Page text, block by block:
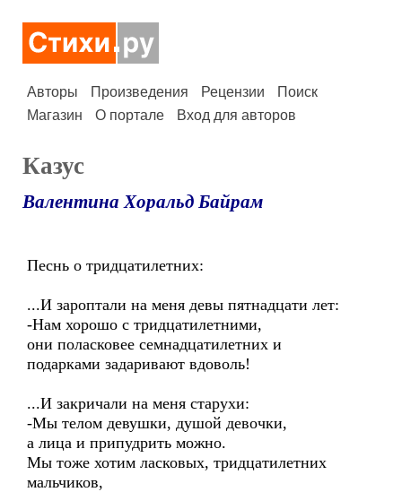
Авторы Произведения Рецензии
Поиск
Магазин
О портале Вход для авторов
Казус
Валентина Хоральд Байрам
Песнь о тридцатилетних:
...И зароптали на меня девы пятнадцати лет:
-Нам хорошо с тридцатилетними,
они поласковее семнадцатилетних и
подарками задаривают вдоволь!
...И закричали на меня старухи:
-Мы телом девушки, душой девочки,
а лица и припудрить можно.
Мы тоже хотим ласковых, тридцатилетних
мальчиков,